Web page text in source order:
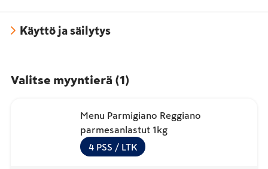
Käyttö ja säilytys
Valitse myyntierä (1 )
Menu Parmigiano Reggiano
parmesanlastut 1kg
4 PSS / LTK